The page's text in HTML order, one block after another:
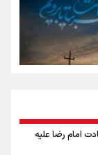
اربعین
امام رضا علیه